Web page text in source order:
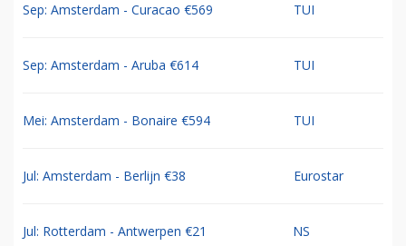
Sep: Amsterdam - Curacao €569 TUI
Sep: Amsterdam - Aruba €614 TUI
Mei: Amsterdam - Bonaire €594 TUI
Jul: Amsterdam - Berlijn €38 Eurostar
Jul: Rotterdam - Antwerpen €21 NS